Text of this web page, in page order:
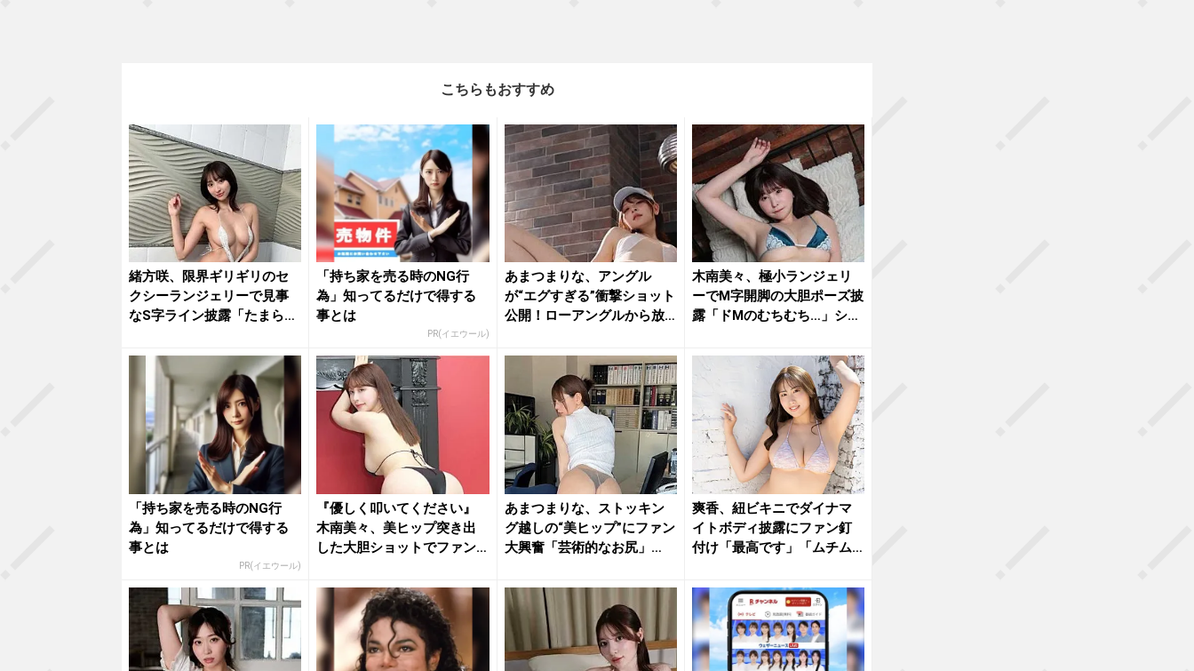
こちらもおすすめ
緒方咲、限界ギリギリのセ
クシーランジェリーで見事
なS字ライン披露「たまらな
「持ち家を売る時のNG行
為」知ってるだけで得する
事とは
PR(イエウール)
あまつまりな、アングル
が“エグすぎる”衝撃ショット
公開！ローアングルから放
木南美々、極小ランジェリ
ーでM字開脚の大胆ポーズ披
露「ドMのむちむち…」ショ
「持ち家を売る時のNG行
為」知ってるだけで得する
事とは
PR(イエウール)
『優しく叩いてください』
木南美々、美ヒップ突き出
した大胆ショットでファン
あまつまりな、ストッキン
グ越しの“美ヒップ”にファン
大興奮「芸術的なお尻」
爽香、紐ビキニでダイナマ
イトボディ披露にファン釘
付け「最高です」「ムチム